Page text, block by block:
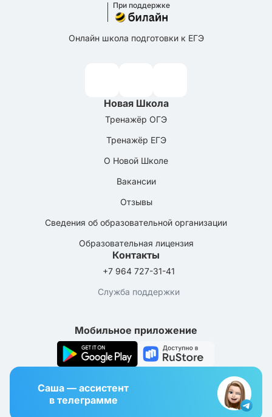
При поддержке
Онлайн школа подготовки к ЕГЭ
Новая Школа
Тренажёр ОГЭ
Тренажёр ЕГЭ
О Новой Школе
Вакансии
Отзывы
Сведения об образовательной организации
Образовательная лицензия
Контакты
+7 964 727-31-41
Служба поддержки
Мобильное приложение
Саша — ассистент
в телеграмме